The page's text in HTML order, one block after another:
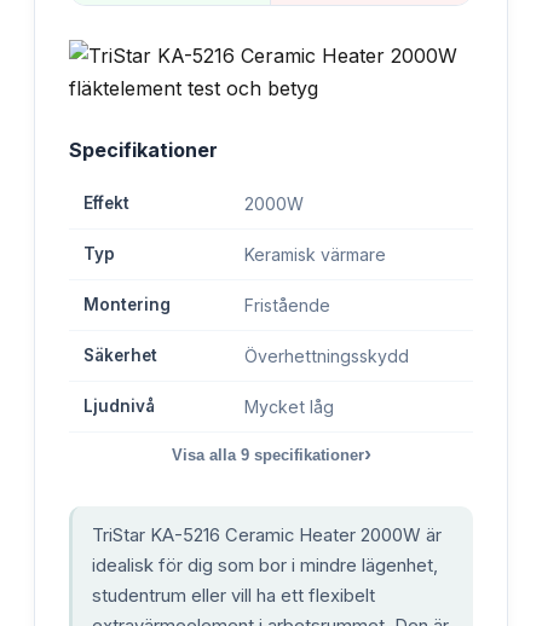
Specifikationer
Effekt 2000W
Typ Keramisk värmare
Montering Fristående
Säkerhet Överhettningsskydd
Ljudnivå Mycket låg
Visa alla 9specifikationer›
TriStar KA-5216 Ceramic Heater 2000W är
idealisk för dig som bor i mindre lägenhet,
studentrum eller vill ha ett flexibelt